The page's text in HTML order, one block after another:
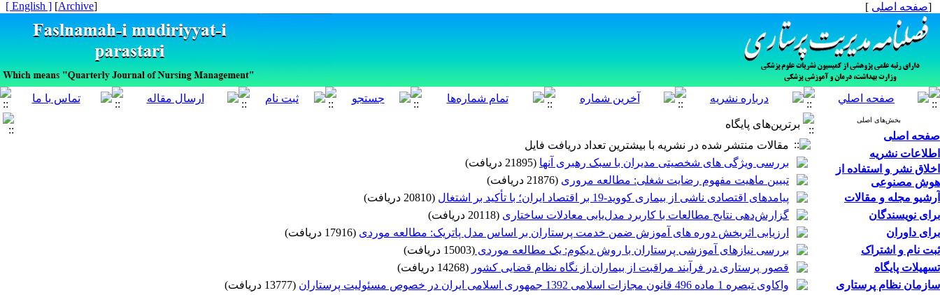
[صفحه اصلی ]
[
Archive
]
[ English ]
بخش‌های اصلی
صفحه اصلی
اطلاعات نشریه
اخلاق نشر و استفاده از
هوش مصنوعی
آرشیو مجله و مقالات
برای نویسندگان
برای داوران
ثبت نام و اشتراک
تسهیلات پایگاه
سازمان نظام پرستاری
برترین‌های پایگاه
مقالات منتشر شده در نشریه با بیشترین تعداد دریافت فایل
بررسی ویژگی های شخصیتی مدیران با سبک رهبری آنها (21895 دریافت)
تبیین ماهیت مفهوم رضایت شغلی: مطالعه مروری (21876 دریافت)
پیامدهای اقتصادی ناشی از بیماری کووید-19 بر اقتصاد ایران؛ با تأکید بر اشتغال
(20810 دریافت)
گزارش‌دهی نتایج مطالعات با کاربرد مدل‌یابی معادلات ساختاری (20118 دریافت)
ارزیابی اثربخش دوره های آموزش ضمن خدمت پرستاران بر اساس مدل پاتریک: مطالعه موردی (17916 دریافت)
بررسی نیازهای آموزشی پرستاران با روش دیکوم: یک مطالعه موردی (15003 دریافت)
قصور پرستاری در فرآیند مراقبت از بیماران از نگاه نظام قضایی کشور (14268 دریافت)
واکاوی تبصره 1 ماده 496 قانون مجازات اسلامی 1392 جمهوری اسلامی ایران در خصوص مسئولیت پرستاران
(13777 دریافت)